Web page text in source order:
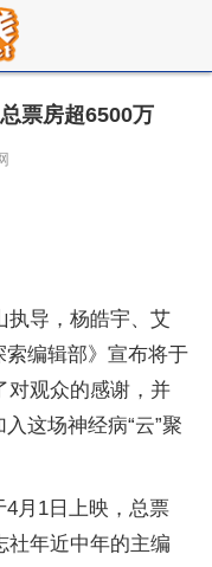
票房超6500万
执导，杨皓宇、艾
编辑部》宣布将于
对观众的感谢，并
这场神经病“云”聚
月1日上映，总票
社年近中年的主编